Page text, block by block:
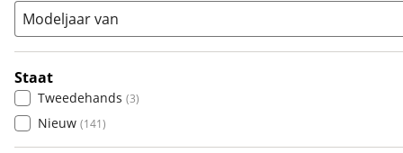
Modeljaar van
Staat
Tweedehands (3)
Nieuw (141)